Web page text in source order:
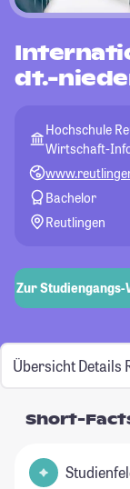
dt.-
Hochschule
Wirtschaft-
Bachelor
Reutlingen
Zur
Übersicht Details
Short-